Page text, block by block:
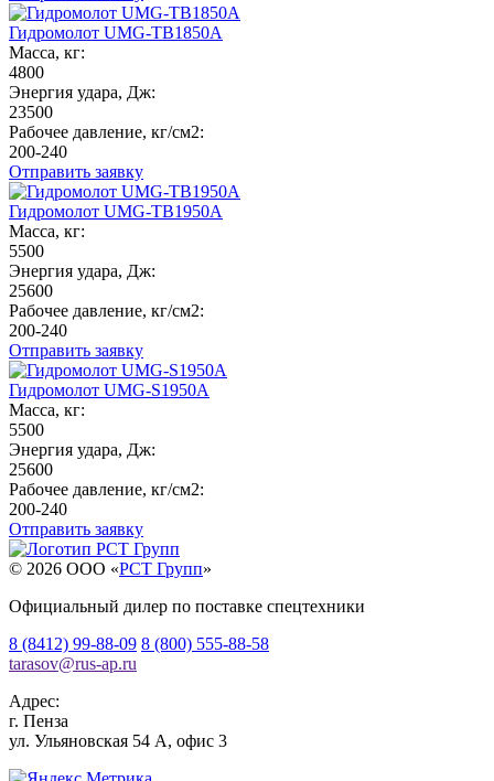
Гидромолот UMG-TB1850A
Масса, кг:
4800
Энергия удара, Дж:
23500
Рабочее давление, кг/см2:
200-240
Отправить заявку
Гидромолот UMG-TB1950A
Масса, кг:
5500
Энергия удара, Дж:
25600
Рабочее давление, кг/см2:
200-240
Отправить заявку
Гидромолот UMG-S1950A
Масса, кг:
5500
Энергия удара, Дж:
25600
Рабочее давление, кг/см2:
200-240
Отправить заявку
© 2026 OOO «РСТ Групп»
Официальный дилер по поставке спецтехники
8 (8412) 99-88-09 8 (800) 555-88-58
tarasov@rus-ap.ru
Адрес:
г. Пенза
ул. Ульяновская 54 А, офис 3